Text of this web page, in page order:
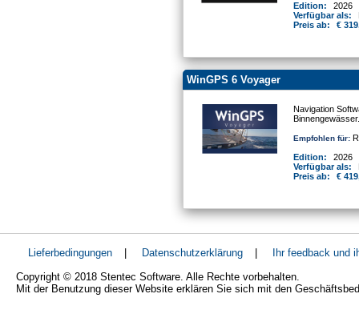
Edition:
2026
Verfügbar als:
Preis ab:
€
WinGPS 6 Voyager
Navigation
Binnengewässer.
Empfohlen für:
Edition:
2026
Verfügbar als:
Preis ab:
€
Lieferbedingungen | Datenschutzerklärung |
Ihr feedback und
Copyright © 2018 Stentec Software. Alle Rechte vorbehalten.
Mit der Benutzung dieser Website erklären Sie sich mit den